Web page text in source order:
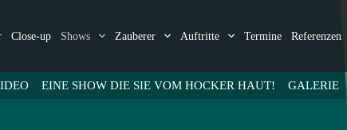
Close-up Shows Zauberer Auftritte Termine Referenzen
EINE SHOW DIE SIE VOM HOCKER HAUT! GALERIE